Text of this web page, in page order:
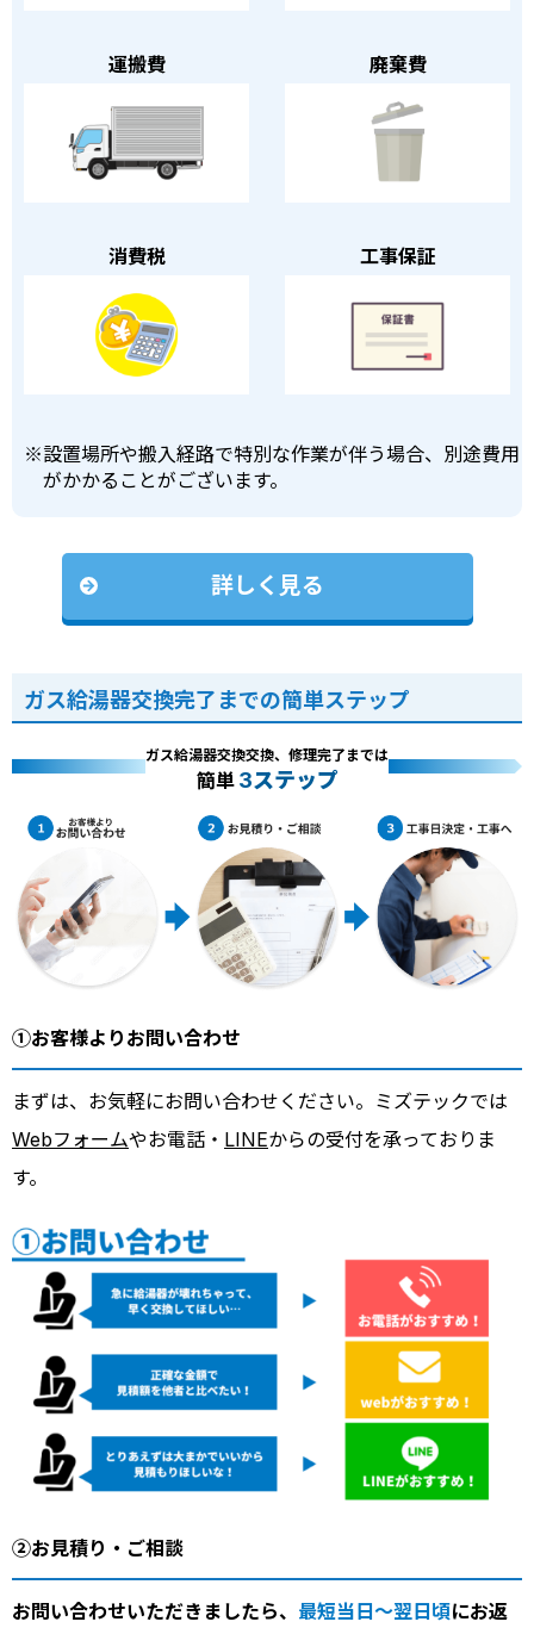
運搬費 廃棄費
消費税 工事保証
※設置場所や搬入経路で特別な作業が伴う場合、別途費用
がかかることがございます。
詳しく見る
ガス給湯器交換完了までの簡単ステップ
ガス給湯器交換交換、修理完了までは
簡単 3ステップ
①お客様よりお問い合わせ
まずは、お気軽にお問い合わせください。ミズテックでは
Webフォームやお電話・ LINEからの受付を承っておりま
す。
②お見積り・ご相談
お問い合わせいただきましたら、 最短当日～翌日頃にお返